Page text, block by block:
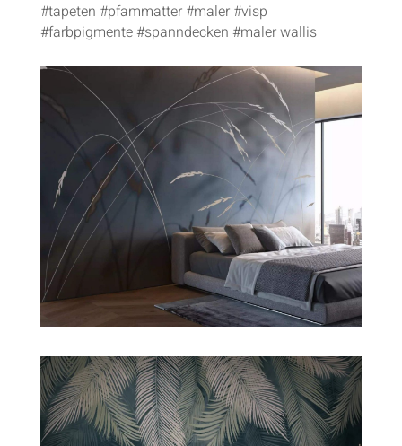
#tapeten #pfammatter #maler #visp
#farbpigmente #spanndecken #maler wallis